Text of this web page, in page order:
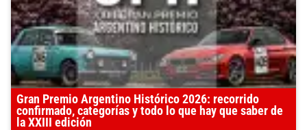
Gran Premio Argentino Histórico 2026: recorrido
confirmado, categorías y todo lo que hay que saber de
la XXIII edición